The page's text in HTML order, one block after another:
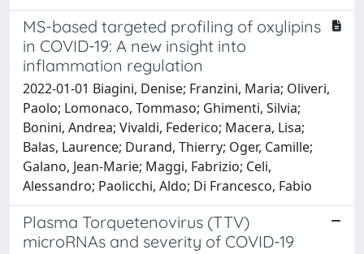
MS-based targeted profiling of oxylipins
in COVID-19: A new insight into
inflammation regulation
2022-01-01 Biagini, Denise; Franzini, Maria; Oliveri,
Paolo; Lomonaco, Tommaso; Ghimenti, Silvia;
Bonini, Andrea; Vivaldi, Federico; Macera, Lisa;
Balas, Laurence; Durand, Thierry; Oger, Camille;
Galano, Jean-Marie; Maggi, Fabrizio; Celi,
Alessandro; Paolicchi, Aldo; Di Francesco, Fabio
Plasma Torquetenovirus (TTV)
microRNAs and severity of COVID-19